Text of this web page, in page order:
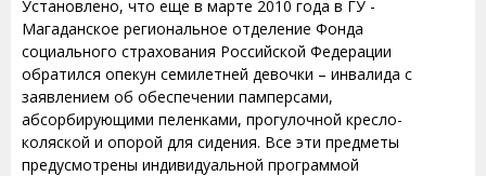
Установлено, что еще в марте 2010 года в ГУ -
Магаданское региональное отделение Фонда
социального страхования Российской Федерации
обратился опекун семилетней девочки – инвалида с
заявлением об обеспечении памперсами,
абсорбирующими пеленками, прогулочной кресло-
коляской и опорой для сидения. Все эти предметы
предусмотрены индивидуальной программой